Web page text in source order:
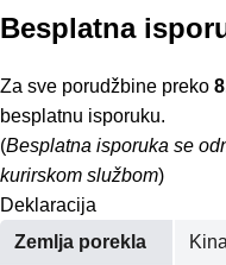
Besplatna
Za sve porudžbine preko
besplatnu isporuku.
(Besplatna isporuka se
kurirskom službom)
Deklaracija
Zemlja porekla